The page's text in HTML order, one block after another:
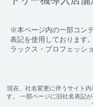
※本ページ内の一部コン
表記を使用しております
ラックス・プロフェッシ
現在、社名変更に伴うサイト
す。 一部ページに旧社名表記